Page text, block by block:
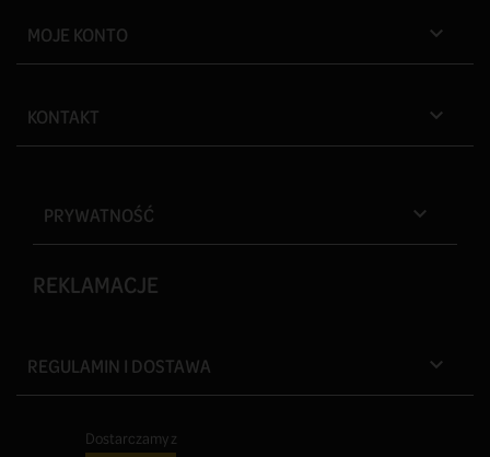
MOJE KONTO 
KONTAKT 
PRYWATNOŚĆ 
REKLAMACJE
REGULAMIN I DOSTAWA 
Dostarczamy z